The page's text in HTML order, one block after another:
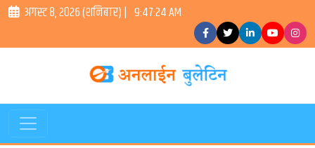
अगस्ट ८, २०२६ (शनिबार) | 9:47:24 AM